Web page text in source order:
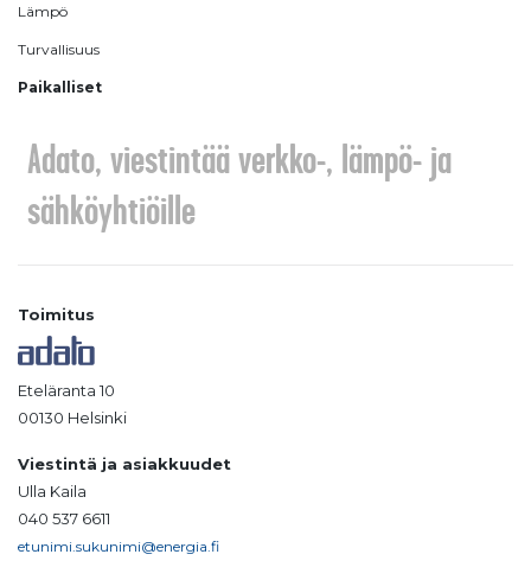
Lämpö
Turvallisuus
Paikalliset
Adato, viestintää verkko-, lämpö- ja
sähköyhtiöille
Toimitus
Eteläranta 10
00130 Helsinki
Viestintä ja asiakkuudet
Ulla Kaila
040 537 6611
etunimi.sukunimi@energia.fi